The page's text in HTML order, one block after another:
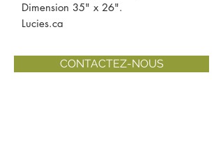
Dimension 35" x 26".
Lucies.ca
CONTACTEZ-NOUS